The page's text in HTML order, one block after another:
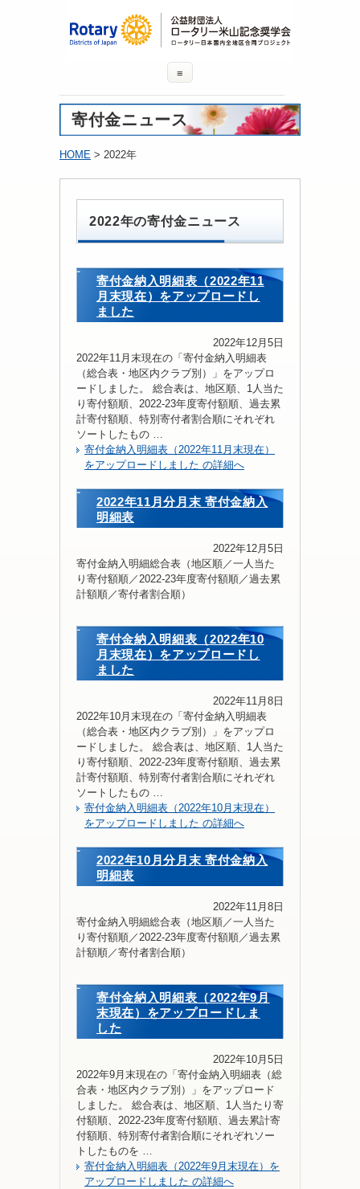
≡
寄付金ニュース
HOME > 2022年
2022年の寄付金ニュース
寄付金納入明細表（2022年11
月末現在）をアップロードし
ました
2022年12月5日
2022年11月末現在の「寄付金納入明細表
（総合表・地区内クラブ別）」をアップロ
ードしました。 総合表は、地区順、1人当た
り寄付額順、2022-23年度寄付額順、過去累
計寄付額順、特別寄付者割合順にそれぞれ
ソートしたもの …
寄付金納入明細表（2022年11月末現在）
をアップロードしました の詳細へ
2022年11月分月末 寄付金納入
明細表
2022年12月5日
寄付金納入明細総合表（地区順／一人当た
り寄付額順／2022-23年度寄付額順／過去累
計額順／寄付者割合順）
寄付金納入明細表（2022年10
月末現在）をアップロードし
ました
2022年11月8日
2022年10月末現在の「寄付金納入明細表
（総合表・地区内クラブ別）」をアップロ
ードしました。 総合表は、地区順、1人当た
り寄付額順、2022-23年度寄付額順、過去累
計寄付額順、特別寄付者割合順にそれぞれ
ソートしたもの …
寄付金納入明細表（2022年10月末現在）
をアップロードしました の詳細へ
2022年10月分月末 寄付金納入
明細表
2022年11月8日
寄付金納入明細総合表（地区順／一人当た
り寄付額順／2022-23年度寄付額順／過去累
計額順／寄付者割合順）
寄付金納入明細表（2022年9月
末現在）をアップロードしま
した
2022年10月5日
2022年9月末現在の「寄付金納入明細表（総
合表・地区内クラブ別）」をアップロード
しました。 総合表は、地区順、1人当たり寄
付額順、2022-23年度寄付額順、過去累計寄
付額順、特別寄付者割合順にそれぞれソー
トしたものを …
寄付金納入明細表（2022年9月末現在）を
アップロードしました の詳細へ